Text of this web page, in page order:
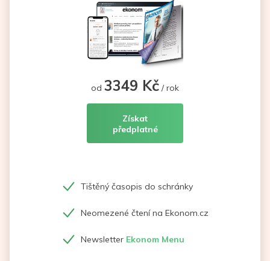
od 3349 Kč / rok
Získat
předplatné
Tištěný časopis do schránky
Neomezené čtení na Ekonom.cz
Newsletter Ekonom Menu